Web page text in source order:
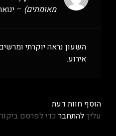
מאומתים) – ינואר 21,
השעון נראה יוקרתי
אירוע.
הוסף חוות דעת
עליךלהתחבר כדי לפרסם